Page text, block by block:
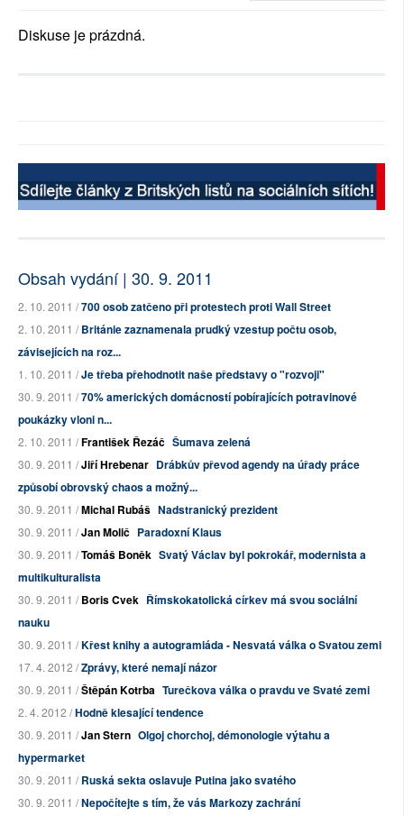
Diskuse je prázdná.
Obsah vydání | 30. 9. 2011
2. 10. 2011 /700 osob zatčeno při protestech proti Wall Street
2. 10. 2011 /Británie zaznamenala prudký vzestup počtu osob,
závisejících na roz...
1. 10. 2011 /Je třeba přehodnotit naše představy o "rozvoji"
30. 9. 2011 /70% amerických domácností pobírajících potravinové
poukázky vloni n...
2. 10. 2011 /František Řezáč Šumava zelená
30. 9. 2011 /Jiří Hrebenar Drábkův převod agendy na úřady práce
způsobí obrovský chaos a možný...
30. 9. 2011 /Michal Rubáš Nadstranický prezident
30. 9. 2011 /Jan Molič Paradoxní Klaus
30. 9. 2011 /Tomáš Boněk Svatý Václav byl pokrokář, modernista a
multikulturalista
30. 9. 2011 /Boris Cvek Římskokatolická církev má svou sociální
nauku
30. 9. 2011 /Křest knihy a autogramiáda - Nesvatá válka o Svatou zemi
17. 4. 2012 /Zprávy, které nemají názor
30. 9. 2011 /Štěpán Kotrba Turečkova válka o pravdu ve Svaté zemi
2. 4. 2012 /Hodně klesající tendence
30. 9. 2011 /Jan Stern Olgoj chorchoj, démonologie výtahu a
hypermarket
30. 9. 2011 /Ruská sekta oslavuje Putina jako svatého
30. 9. 2011 /Nepočítejte s tím, že vás Markozy zachrání